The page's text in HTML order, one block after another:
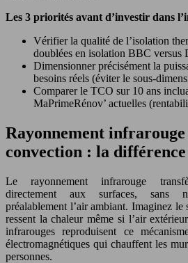
Les 3 priorités avant d’investir dans
Vérifier la qualité de l’isolation
doublées en isolation BBC versus
Dimensionner précisément la
besoins réels (éviter le sous-
Comparer le TCO sur 10 ans
MaPrimeRénov’ actuelles
Rayonnement infrarouge
convection : la
Le rayonnement infrarouge
directement aux surfaces, sans
préalablement l’air ambiant. Imaginez
ressent la chaleur même si l’air
infrarouges reproduisent ce
électromagnétiques qui chauffent les
personnes.